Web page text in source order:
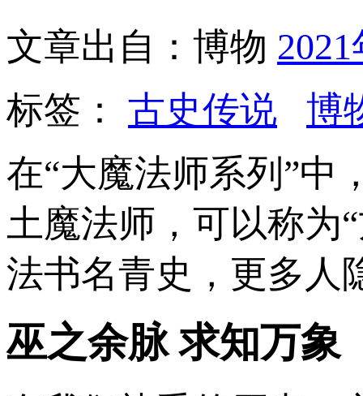
文章出自：博物
标签： 古史传说
博
在“大魔法师系列”中
土魔法师，可以称为
法书名青史，更多人
巫之余脉 求知万象